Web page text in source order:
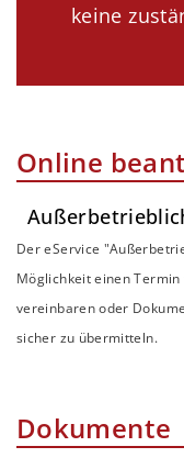
keine
Online
Der eService
Möglichkeit einen
vereinbaren oder
sicher zu übermitteln.
Dokumente